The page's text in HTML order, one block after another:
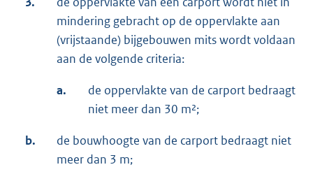
mindering gebracht op de oppervlakte aan
(vrijstaande) bijgebouwen mits wordt voldaan
aan de volgende criteria:
a.
de oppervlakte van de carport bedraagt
niet meer dan 30 m²;
b.
de bouwhoogte van de carport bedraagt niet
meer dan 3 m;